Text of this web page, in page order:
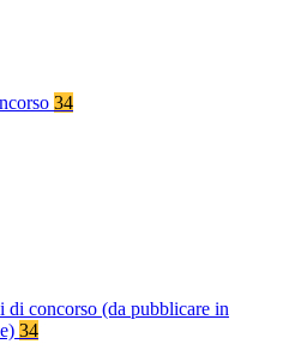
34
di concorso (da pubblicare in
34